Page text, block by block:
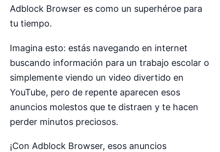
Adblock Browser es como un superhéroe para
tu tiempo.
Imagina esto: estás navegando en internet
buscando información para un trabajo escolar o
simplemente viendo un video divertido en
YouTube, pero de repente aparecen esos
anuncios molestos que te distraen y te hacen
perder minutos preciosos.
¡Con Adblock Browser, esos anuncios